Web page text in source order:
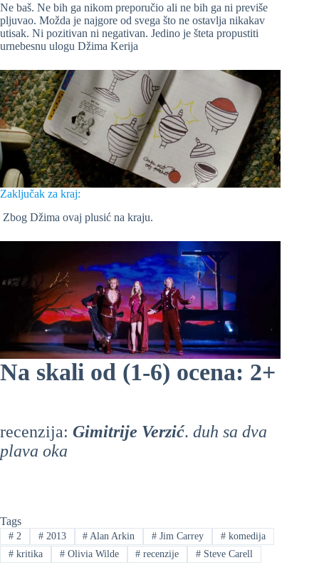
Ne baš. Ne bih ga nikom preporučio ali ne bih ga ni previše
pljuvao. Možda je najgore od svega što ne ostavlja nikakav
utisak. Ni pozitivan ni negativan. Jedino je šteta propustiti
urnebesnu ulogu Džima Kerija
Zaključak za kraj:
Zbog Džima ovaj plusić na kraju.
Na skali od (1-6) ocena: 2+
recenzija: Gimitrije Verzić. duh sa dva
plava oka
Tags
#2 #2013 # Alan Arkin # Jim Carrey # komedija
#kritika #Olivia Wilde # recenzije # Steve Carell